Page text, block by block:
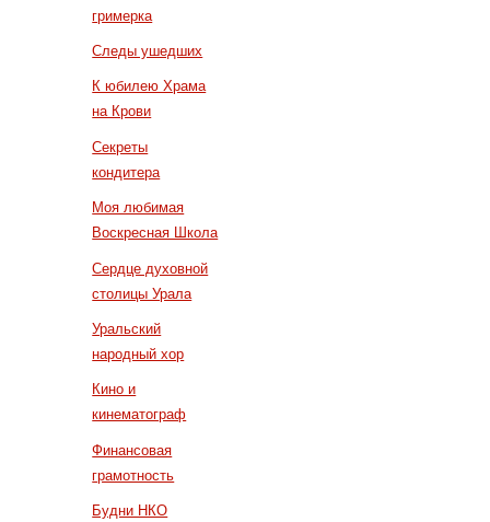
гримерка
Следы ушедших
К юбилею Храма
на Крови
Секреты
кондитера
Моя любимая
Воскресная Школа
Сердце духовной
столицы Урала
Уральский
народный хор
Кино и
кинематограф
Финансовая
грамотность
Будни НКО